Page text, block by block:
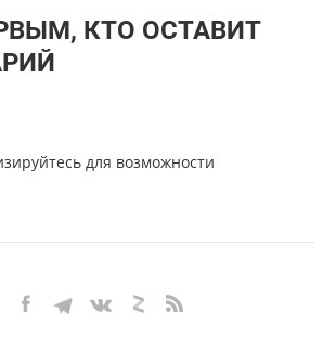
КТО ОСТАВИТ
для возможности